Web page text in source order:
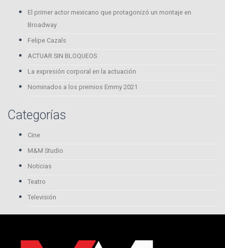
El primer actor mexicano que protagonizó un montaje en
Broadway
Felipe Cazals
ACTUAR SIN BLOQUEOS
La expresión corporal en la actuación
Nominados a los premios Emmy 2021
Categorías
Cine
M&M Studio
Noticias
Teatro
Televisión